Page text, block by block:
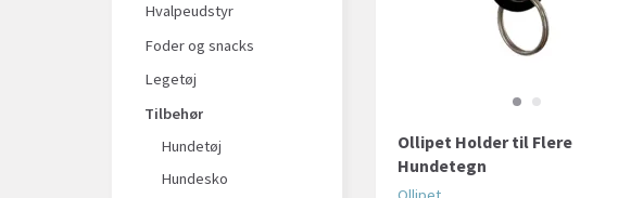
Hvalpeudstyr
Foder og snacks
Legetøj
Tilbehør
Hundetøj
Hundesko
Ollipet Holder til Flere
Hundetegn